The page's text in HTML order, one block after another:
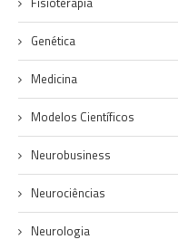
Genética
Medicina
Modelos Científicos
Neurobusiness
Neurociências
Neurologia